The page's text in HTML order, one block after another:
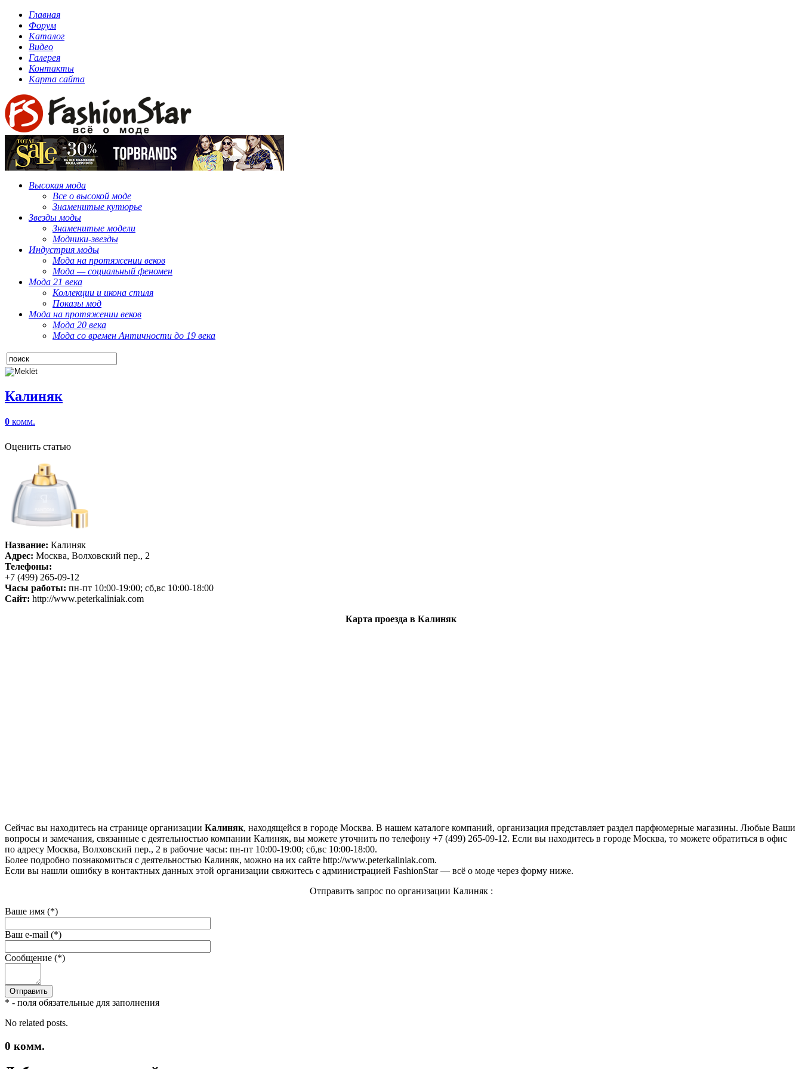
Главная
Форум
Каталог
Видео
Галерея
Контакты
Карта сайта
Высокая мода
Все о высокой моде
Знаменитые кутюрье
Звезды моды
Знаменитые модели
Модники-звезды
Индустрия моды
Мода на протяжении веков
Мода — социальный феномен
Мода 21 века
Коллекции и икона стиля
Показы мод
Мода на протяжении веков
Мода 20 века
Мода со времен Античности до 19 века
Калиняк
0 комм.
Оценить статью
Название: Калиняк
Адрес: Москва, Волховский пер., 2
Телефоны:
+7 (499) 265-09-12
Часы работы: пн-пт 10:00-19:00; сб,вс 10:00-18:00
Сайт: http://www.peterkaliniak.com
Карта проезда в Калиняк
Сейчас вы находитесь на странице организации Калиняк, находящейся в городе Москва. В нашем каталоге компаний, организация представляет раздел парфюмерные магазины. Любые Ваши
вопросы и замечания, связанные с деятельностью компании Калиняк, вы можете уточнить по телефону +7 (499) 265-09-12. Если вы находитесь в городе Москва, то можете обратиться в офис
по адресу Москва, Волховский пер., 2 в рабочие часы: пн-пт 10:00-19:00; сб,вс 10:00-18:00.
Более подробно познакомиться с деятельностью Калиняк, можно на их сайте http://www.peterkaliniak.com.
Если вы нашли ошибку в контактных данных этой организации свяжитесь с администрацией FashionStar — всё о моде через форму ниже.
Отправить запрос по организации Калиняк :
Ваше имя (*)
Ваш e-mail (*)
Сообщение (*)
* - поля обязательные для заполнения
No related posts.
0 комм.